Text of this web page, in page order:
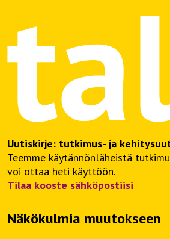
Uutiskirje: tutkimus- ja
Teemme käytännönläheistä
voi ottaa heti käyttöön.
Tilaa kooste sähköpostiisi
Näkökulmia muutokseen